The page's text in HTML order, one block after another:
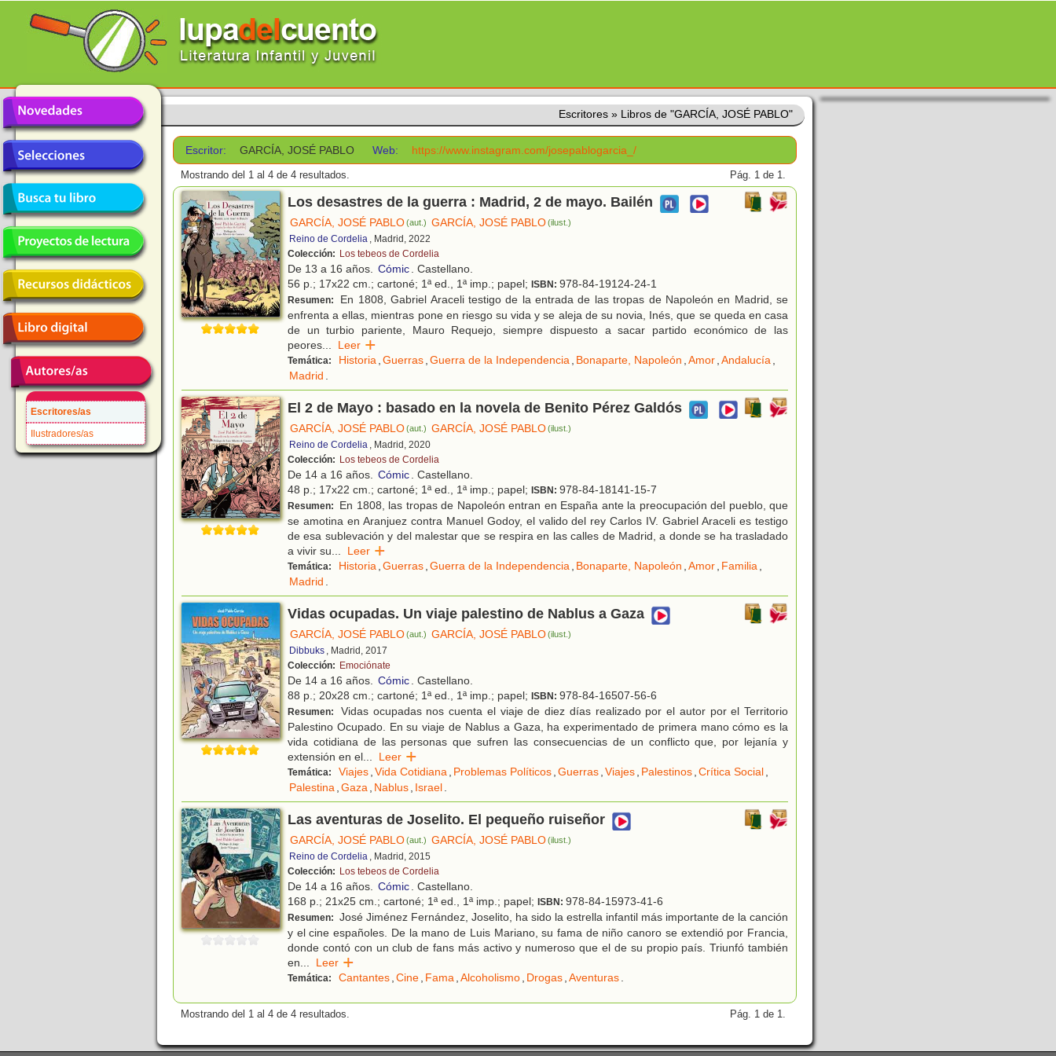
Escritores/as
Ilustradores/as
Escritores » Libros de "GARCÍA, JOSÉ PABLO"
Escritor: GARCÍA, JOSÉ PABLO Web: https://www.instagram.com/josepablogarcia_/
Mostrando del 1 al 4 de 4 resultados. Pág. 1 de 1.
Los desastres de la guerra : Madrid, 2 de mayo. Bailén
GARCÍA, JOSÉ PABLO(aut.) GARCÍA, JOSÉ PABLO(ilust.)
Reino de Cordelia , Madrid, 2022
Colección: Los tebeos de Cordelia
De 13 a 16 años. Cómic. Castellano.
56 p.; 17x22 cm.; cartoné; 1ª ed., 1ª imp.; papel; ISBN: 978-84-19124-24-1
Resumen:
En 1808, Gabriel Araceli testigo de la entrada de las tropas de Napoleón en Madrid, se
enfrenta a ellas, mientras pone en riesgo su vida y se aleja de su novia, Inés, que se queda en casa
de un turbio pariente, Mauro Requejo, siempre dispuesto a sacar partido económico de las
peores... Leer
Temática: Historia,Guerras,Guerra de la Independencia, Bonaparte, Napoleón ,Amor,Andalucía,
Madrid .
El 2 de Mayo : basado en la novela de Benito Pérez Galdós
GARCÍA, JOSÉ PABLO(aut.) GARCÍA, JOSÉ PABLO(ilust.)
Reino de Cordelia , Madrid, 2020
Colección: Los tebeos de Cordelia
De 14 a 16 años. Cómic. Castellano.
48 p.; 17x22 cm.; cartoné; 1ª ed., 1ª imp.; papel; ISBN: 978-84-18141-15-7
Resumen:
En 1808, las tropas de Napoleón entran en España ante la preocupación del pueblo, que
se amotina en Aranjuez contra Manuel Godoy, el valido del rey Carlos IV. Gabriel Araceli es testigo
de esa sublevación y del malestar que se respira en las calles de Madrid, a donde se ha trasladado
a vivir su... Leer
Temática: Historia,Guerras,Guerra de la Independencia, Bonaparte, Napoleón ,Amor, Familia,
Madrid .
Vidas ocupadas. Un viaje palestino de Nablus a Gaza
GARCÍA, JOSÉ PABLO(aut.) GARCÍA, JOSÉ PABLO(ilust.)
Dibbuks , Madrid, 2017
Colección: Emociónate
De 14 a 16 años. Cómic. Castellano.
88 p.; 20x28 cm.; cartoné; 1ª ed., 1ª imp.; papel; ISBN: 978-84-16507-56-6
Resumen:
Vidas ocupadas nos cuenta el viaje de diez días realizado por el autor por el Territorio
Palestino Ocupado. En su viaje de Nablus a Gaza, ha experimentado de primera mano cómo es la
vida cotidiana de las personas que sufren las consecuencias de un conflicto que, por lejanía y
extensión en el... Leer
Temática: Viajes,Vida Cotidiana, Problemas Políticos,Guerras,Viajes, Palestinos,Crítica Social,
Palestina,Gaza, Nablus, Israel.
Las aventuras de Joselito. El pequeño ruiseñor
GARCÍA, JOSÉ PABLO(aut.) GARCÍA, JOSÉ PABLO(ilust.)
Reino de Cordelia , Madrid, 2015
Colección: Los tebeos de Cordelia
De 14 a 16 años. Cómic. Castellano.
168 p.; 21x25 cm.; cartoné; 1ª ed., 1ª imp.; papel; ISBN: 978-84-15973-41-6
Resumen: José Jiménez Fernández, Joselito, ha sido la estrella infantil más importante de la canción
y el cine españoles. De la mano de Luis Mariano, su fama de niño canoro se extendió por Francia,
donde contó con un club de fans más activo y numeroso que el de su propio país. Triunfó también
en... Leer
Temática: Cantantes,Cine, Fama,Alcoholismo, Drogas,Aventuras.
Mostrando del 1 al 4 de 4 resultados. Pág. 1 de 1.